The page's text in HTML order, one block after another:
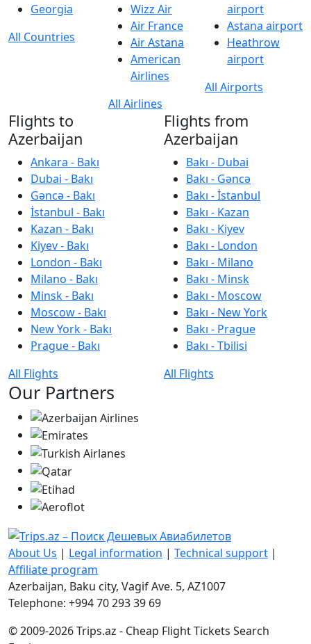
Georgia
All Countries
Wizz Air
Air France
Air Astana
American
Airlines
All Airlines
airport
Astana airport
Heathrow
airport
All Airports
Flights to
Azerbaijan
Ankara - Bakı
Dubai - Bakı
Gəncə - Bakı
İstanbul - Bakı
Kazan - Bakı
Kiyev - Bakı
London - Bakı
Milano - Bakı
Minsk - Bakı
Moscow - Bakı
New York - Bakı
Prague - Bakı
All Flights
Flights from
Azerbaijan
Bakı - Dubai
Bakı - Gəncə
Bakı - İstanbul
Bakı - Kazan
Bakı - Kiyev
Bakı - London
Bakı - Milano
Bakı - Minsk
Bakı - Moscow
Bakı - New York
Bakı - Prague
Bakı - Tbilisi
All Flights
Our Partners
About Us | Legal information | Technical support |
Affiliate program
Azerbaijan, Baku city, Vagif Ave. 5, AZ1007
Telephone: +994 70 293 39 69
© 2009-2026 Trips.az - Cheap Flight Tickets Search